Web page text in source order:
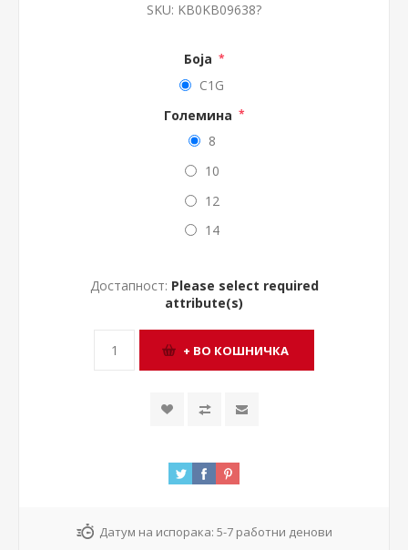
SKU: KB0KB09638?
Боја *
C1G
Големина *
8
10
12
14
Достапност: Please select required
attribute(s)
Датум на испорака: 5-7 работни денови